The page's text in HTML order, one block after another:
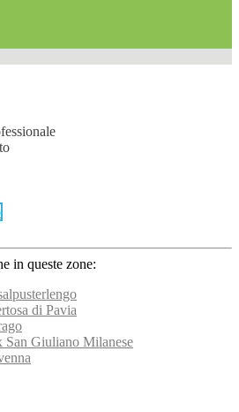
in queste zone:
di Pavia
San Giuliano Milanese